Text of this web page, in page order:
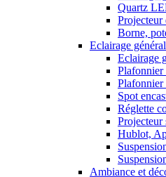
Quartz
Projecteur
Borne,
Eclairage
Eclairage
Plafonnier
Plafonnier
Spot
Réglette
Projecteur
Hublot,
Ambiance et